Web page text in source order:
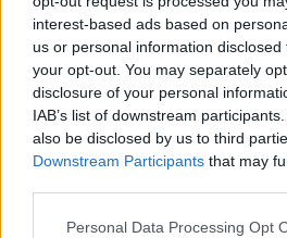
interest-based ads based on
us or personal information
your opt-out. You may separately
disclosure of your personal
IAB’s list of downstream
also be disclosed by us to third
Downstream Participants that may
Please note that this website/app
Personal Data Processing Opt
Πάροχοι του προγράμματος
επιχειρήσεις οποιασδήποτε
λειτουργούν σύμφωνα με την
Οι αιτήσεις των παρόχων
αποκλειστικά ηλεκτρονικά,
Ψηφιακής Πύλης του
στην ηλεκτρονική διεύθυνση:
https://www.gov.gr/ipiresies/
asphalise/apozemioseis-kai-